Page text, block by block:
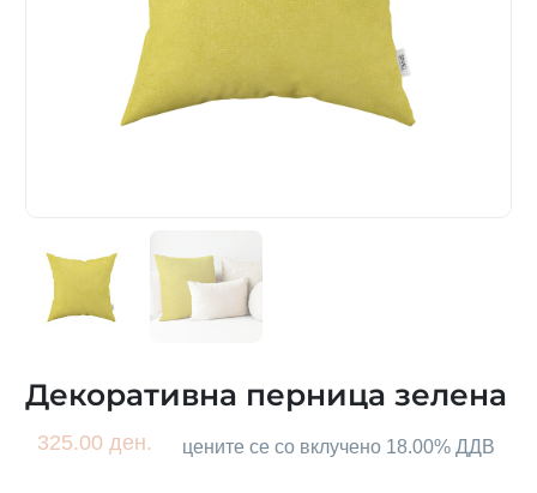
Декоративна перница зелена
325.00 ден. цените се со вклучено 18.00% ДДВ